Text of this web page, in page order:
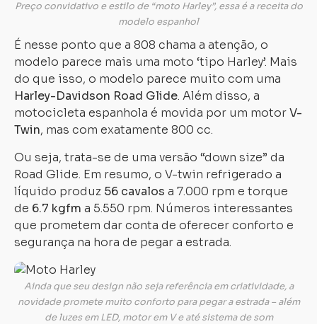
Preço convidativo e estilo de “moto Harley”, essa é a receita do
modelo espanhol
É nesse ponto que a 808 chama a atenção, o
modelo parece mais uma moto ‘tipo Harley’. Mais
do que isso, o modelo parece muito com uma
Harley-Davidson Road Glide. Além disso, a
motocicleta espanhola é movida por um motorV-
Twin, mas com exatamente 800 cc.
Ou seja, trata-se de uma versão “down size” da
Road Glide. Em resumo, o V-twin refrigerado a
líquido produz 56 cavalos a 7.000 rpm e torque
de 6.7 kgfm a 5.550 rpm. Números interessantes
que prometem dar conta de oferecer conforto e
segurança na hora de pegar a estrada.
Ainda que seu design não seja referência em criatividade, a
novidade promete muito conforto para pegar a estrada – além
de luzes em LED, motor em V e até sistema de som